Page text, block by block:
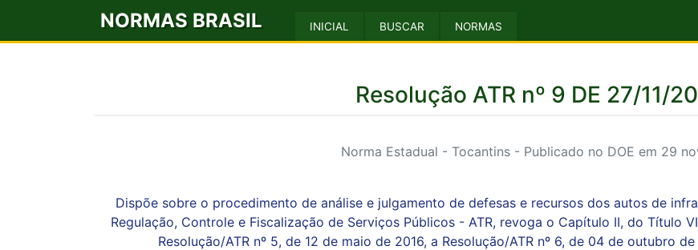
NORMAS BRASIL INICIAL BUSCAR NORMAS
Resolução ATR nº 9 DE 27/11/
Norma Estadual - Tocantins - Publicado no DOE em 29
Dispõe sobre o procedimento de análise e julgamento de defesas e recursos dos autos de
Regulação, Controle e Fiscalização de Serviços Públicos - ATR, revoga o Capítulo II, do Título
Resolução/ATR nº 5, de 12 de maio de 2016, a Resolução/ATR nº 6, de 04 de outubro